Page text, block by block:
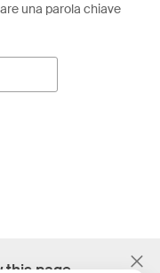
una parola chiave